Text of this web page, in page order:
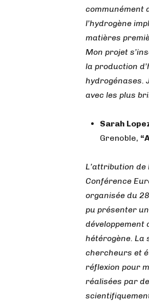
communément
l’hydrogène
matières
Mon projet
la production
hydrogénases.
avec les plus
Sarah
Grenoble,
L’attribution de
Conférence
organisée du
pu présenter
hétérogène. La
chercheurs et
réflexion pour
réalisées par